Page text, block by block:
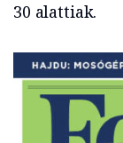
30 alattiak.